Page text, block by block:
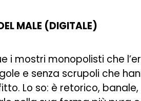
MALE (DIGITALE)
i mostri monopolisti che
e senza scrupoli che
Lo so: è retorico,